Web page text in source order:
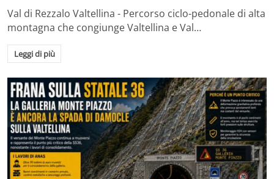
Val di Rezzalo Valtellina - Percorso ciclo-pedonale di alta
montagna che congiunge Valtellina e Val…
Leggi di più